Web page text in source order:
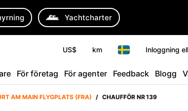
Yachtcharter
US$ km Inloggning
För företag För agenter Feedback Blogg
AM MAIN FLYGPLATS (FRA) / CHAUFFÖR NR 139